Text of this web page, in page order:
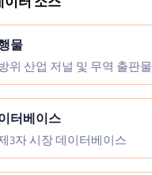
물
위 산업 저널 및 무역 출판물
터베이스
3자 시장 데이터베이스